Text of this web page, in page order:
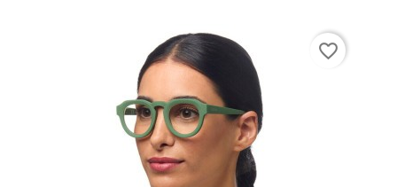
favorite_border